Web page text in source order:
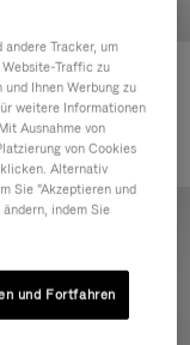
Tasche mit
Tracker, um
Traffic zu
Ihnen Werbung zu
weitere Informationen
Ausnahme von
von Cookies
Alternativ
Sie "Akzeptieren und
indem Sie
und Fortfahren